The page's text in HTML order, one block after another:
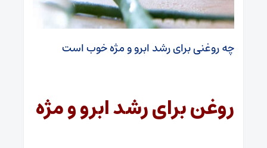
چه روغنی برای رشد ابرو و مژه خوب است
روغن برای رشد ابرو و مژه